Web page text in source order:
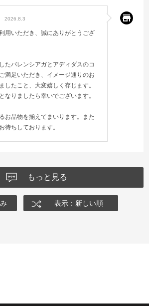
2026.8.3
用いただき、誠にありがとうござ
たバレンシアガとアディダスのコ
満足いただき、イメージ通りのお
したこと、大変嬉しく存じます。
なりましたら幸いでございます。
お品物を揃えてまいります。また
待ちしております。
もっと見る
表示：新しい順